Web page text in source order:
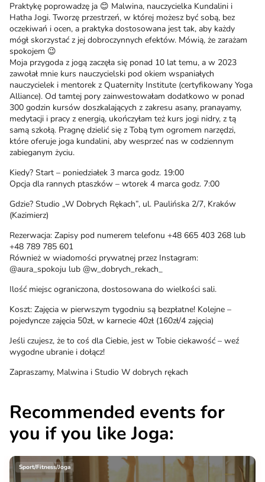
Praktykę poprowadzę ja 😊 Malwina, nauczycielka Kundalini i
Hatha Jogi. Tworzę przestrzeń, w której możesz być sobą, bez
oczekiwań i ocen, a praktyka dostosowana jest tak, aby każdy
mógł skorzystać z jej dobroczynnych efektów. Mówią, że zarażam
spokojem 😉
Moja przygoda z jogą zaczęła się ponad 10 lat temu, a w 2023
zawołał mnie kurs nauczycielski pod okiem wspaniałych
nauczycielek i mentorek z Quaternity Institute (certyfikowany Yoga
Alliance). Od tamtej pory zainwestowałam dodatkowo w ponad
300 godzin kursów doszkalających z zakresu asany, pranayamy,
medytacji i pracy z energią, ukończyłam też kurs jogi nidry, z tą
samą szkołą. Pragnę dzielić się z Tobą tym ogromem narzędzi,
które oferuje joga kundalini, aby wesprzeć nas w codziennym
zabieganym życiu.
Kiedy? Start – poniedziałek 3 marca godz. 19:00
Opcja dla rannych ptaszków – wtorek 4 marca godz. 7:00
Gdzie? Studio „W Dobrych Rękach”, ul. Paulińska 2/7, Kraków
(Kazimierz)
Rezerwacja: Zapisy pod numerem telefonu +48 665 403 268 lub
+48 789 785 601
Również w wiadomości prywatnej przez Instagram:
@aura_spokoju lub @w_dobrych_rekach_
Ilość miejsc ograniczona, dostosowana do wielkości sali.
Koszt: Zajęcia w pierwszym tygodniu są bezpłatne! Kolejne –
pojedyncze zajęcia 50zł, w karnecie 40zł (160zł/4 zajęcia)
Jeśli czujesz, że to coś dla Ciebie, jest w Tobie ciekawość – weź
wygodne ubranie i dołącz!
Zapraszamy, Malwina i Studio W dobrych rękach
Recommended events for
you if you like Joga:
Sport/Fitness/Joga